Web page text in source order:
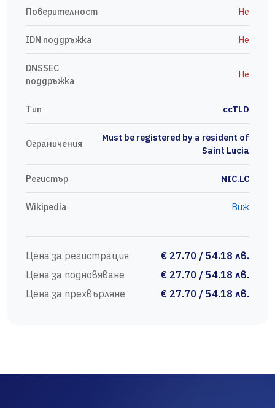
Поверителност Не
IDN поддръжка Не
DNSSEC
поддръжка
Не
Тип ccTLD
Ограничения
Must be registered by a resident of
Saint Lucia
Регистър NIC.LC
Wikipedia Виж
Цена за регистрация
€ 27.70 / 54.18 лв.
Цена за подновяване
€ 27.70 / 54.18 лв.
Цена за прехвърляне
€ 27.70 / 54.18 лв.